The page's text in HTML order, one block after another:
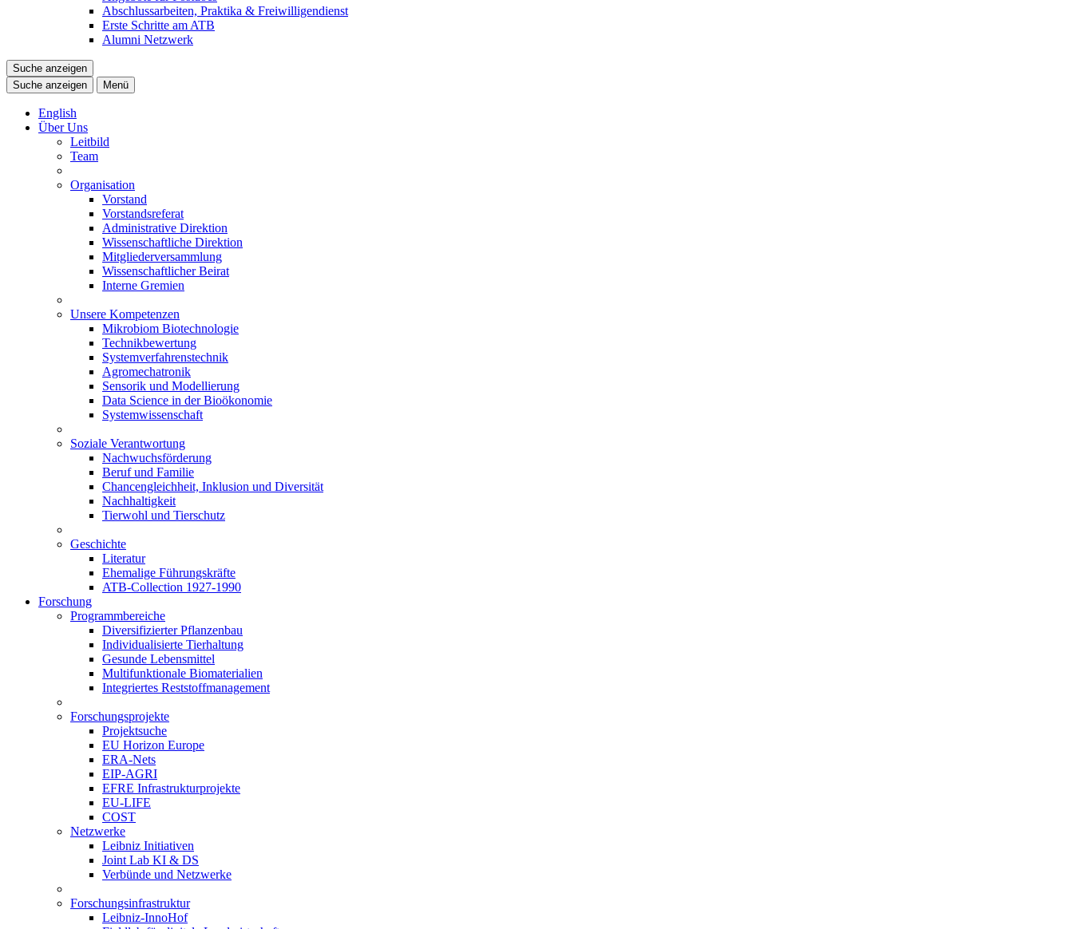
Abschlussarbeiten, Praktika & Freiwilligendienst
Erste Schritte am ATB
Alumni Netzwerk
Suche anzeigen
Suche anzeigen
Menü
English
Über Uns
Leitbild
Team
Organisation
Vorstand
Vorstandsreferat
Administrative Direktion
Wissenschaftliche Direktion
Mitgliederversammlung
Wissenschaftlicher Beirat
Interne Gremien
Unsere Kompetenzen
Mikrobiom Biotechnologie
Technikbewertung
Systemverfahrenstechnik
Agromechatronik
Sensorik und Modellierung
Data Science in der Bioökonomie
Systemwissenschaft
Soziale Verantwortung
Nachwuchsförderung
Beruf und Familie
Chancengleichheit, Inklusion und Diversität
Nachhaltigkeit
Tierwohl und Tierschutz
Geschichte
Literatur
Ehemalige Führungskräfte
ATB-Collection 1927-1990
Forschung
Programmbereiche
Diversifizierter Pflanzenbau
Individualisierte Tierhaltung
Gesunde Lebensmittel
Multifunktionale Biomaterialien
Integriertes Reststoffmanagement
Forschungsprojekte
Projektsuche
EU Horizon Europe
ERA-Nets
EIP-AGRI
EFRE Infrastrukturprojekte
EU-LIFE
COST
Netzwerke
Leibniz Initiativen
Joint Lab KI & DS
Verbünde und Netzwerke
Forschungsinfrastruktur
Leibniz-InnoHof